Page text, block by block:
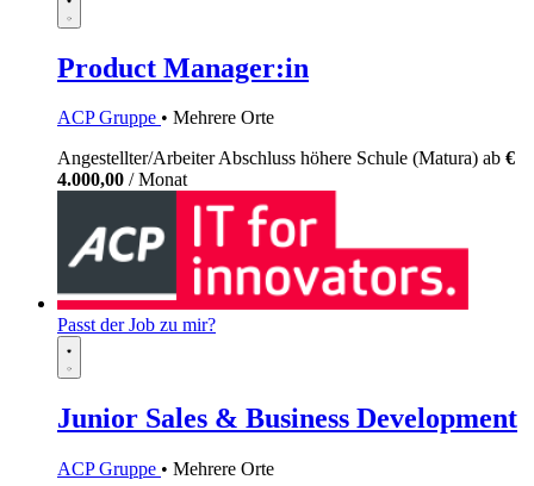
Product Manager:in
ACP Gruppe • Mehrere Orte
Angestellter/ArbeiterAbschluss höhere Schule (Matura) ab €
4.000,00 / Monat
Passt der Job zu mir?
Junior Sales & Business Development
ACP Gruppe • Mehrere Orte